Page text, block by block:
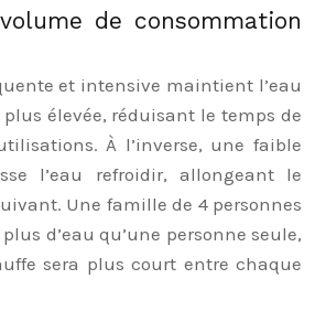
de consommation
et intensive maintient l’eau
élevée, réduisant le temps de
À l’inverse, une faible
l’eau refroidir, allongeant le
Une famille de 4 personnes
d’eau qu’une personne seule,
sera plus court entre chaque